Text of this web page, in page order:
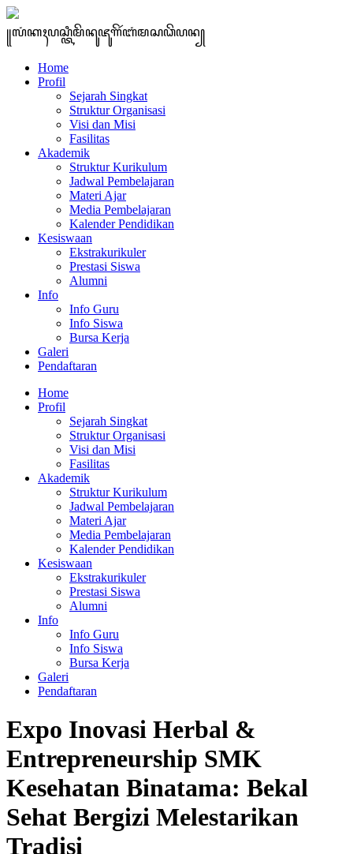
꧋ꦭꦁꦏꦃꦥꦱ꧀ꦠꦶꦩꦼꦤꦸꦗꦸꦒꦼꦂꦧꦁꦩꦱꦣꦼꦥꦤ꧀
Home
Profil
Sejarah Singkat
Struktur Organisasi
Visi dan Misi
Fasilitas
Akademik
Struktur Kurikulum
Jadwal Pembelajaran
Materi Ajar
Media Pembelajaran
Kalender Pendidikan
Kesiswaan
Ekstrakurikuler
Prestasi Siswa
Alumni
Info
Info Guru
Info Siswa
Bursa Kerja
Galeri
Pendaftaran
Home
Profil
Sejarah Singkat
Struktur Organisasi
Visi dan Misi
Fasilitas
Akademik
Struktur Kurikulum
Jadwal Pembelajaran
Materi Ajar
Media Pembelajaran
Kalender Pendidikan
Kesiswaan
Ekstrakurikuler
Prestasi Siswa
Alumni
Info
Info Guru
Info Siswa
Bursa Kerja
Galeri
Pendaftaran
Expo Inovasi Herbal &
Entrepreneurship SMK
Kesehatan Binatama: Bekal
Sehat Bergizi Melestarikan
Tradisi